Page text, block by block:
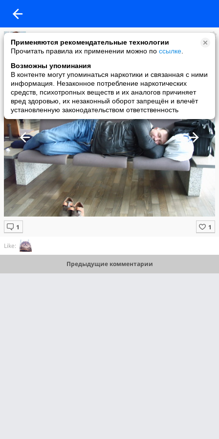
Применяются рекомендательные технологии
Прочитать правила их применении можно по ссылке
Возможны упоминания
В контенте могут упоминаться наркотики и связанная с ними
информация. Незаконное потребление наркотических
средств, психотропных веществ и их аналогов причиняет
вред здоровью, их незаконный оборот запрещён и влечёт
установленную законодательством ответственность
Зампотех
added a photo
15 Dec в 06:29
Like:
Предыдущие комментарии